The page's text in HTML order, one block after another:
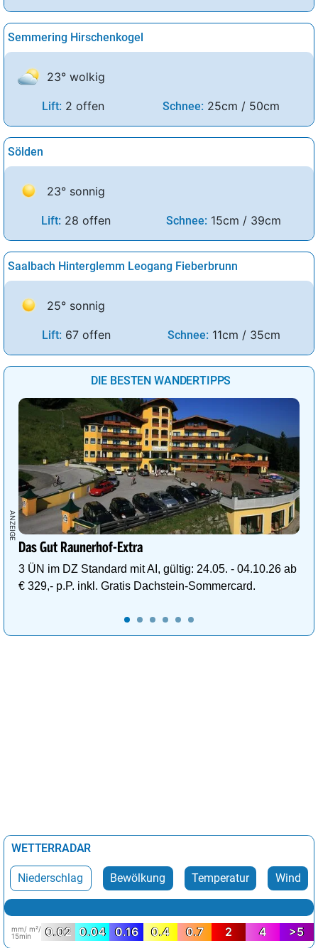
Semmering Hirschenkogel
23° wolkig
Lift: 2 offen Schnee: 25cm / 50cm
Sölden
23° sonnig
Lift: 28 offen Schnee: 15cm / 39cm
Saalbach Hinterglemm Leogang Fieberbrunn
25° sonnig
Lift: 67 offen Schnee: 11cm / 35cm
DIE BESTEN WANDERTIPPS
Das Gut Raunerhof-Extra
3 ÜN im DZ Standard mit AI, gültig: 24.05. - 04.10.26 ab
€ 329,- p.P. inkl. Gratis Dachstein-Sommercard.
WETTERRADAR
Niederschlag Bewölkung Temperatur Wind
mm/ m²/
15min
0.02 0.04 0.16 0.4 0.7 2 4 >5